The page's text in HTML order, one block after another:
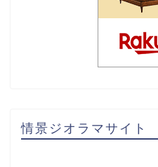
情景ジオラマサイト